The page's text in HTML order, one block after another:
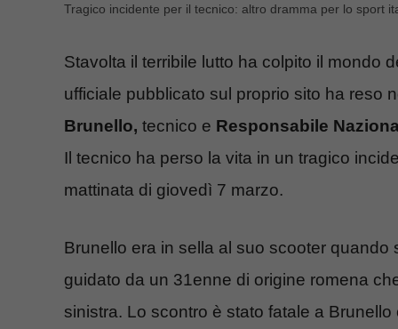
Tragico incidente per il tecnico: altro dramma per lo sport
Stavolta il terribile lutto ha colpito il mondo
ufficiale pubblicato sul proprio sito ha reso
Brunello, tecnico e Responsabile
Il tecnico ha perso la vita in un tragico
mattinata di giovedì 7 marzo.
Brunello era in sella al suo scooter
guidato da un 31enne di origine romena
sinistra. Lo scontro è stato fatale a